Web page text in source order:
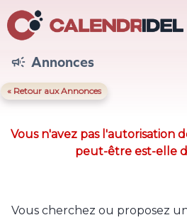
 Annonces
« Retour aux Annonces
Vous n'avez pas l'autorisation
peut-être est-elle
Vous cherchez ou proposez